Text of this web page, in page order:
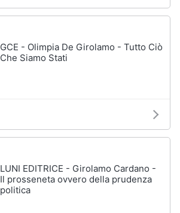
GCE - Olimpia De Girolamo - Tutto Ciò
Che Siamo Stati
LUNI EDITRICE - Girolamo Cardano -
Il prosseneta ovvero della prudenza
politica